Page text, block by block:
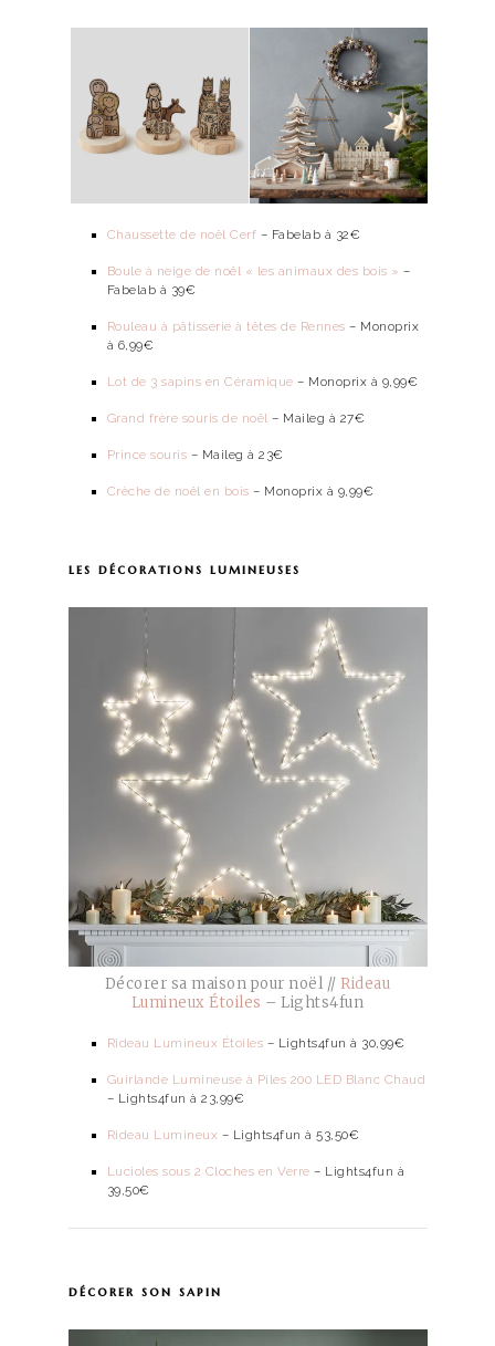
Chaussette de noël Cerf – Fabelab à 32€
Boule à neige de noël « les animaux des bois » –
Fabelab à 39€
Rouleau à pâtisserie à têtes de Rennes – Monoprix
à 6,99€
Lot de 3 sapins en Céramique – Monoprix à 9,99€
Grand frère souris de noël – Maileg à 27€
Prince souris – Maileg à 23€
Crèche de noël en bois – Monoprix à 9,99€
les décorations lumineuses
Décorer sa maison pour noël // Rideau
Lumineux Étoiles – Lights4fun
Rideau Lumineux Étoiles – Lights4fun à 30,99€
Guirlande Lumineuse à Piles 200 LED Blanc Chaud
– Lights4fun à 23,99€
Rideau Lumineux – Lights4fun à 53,50€
Lucioles sous 2 Cloches en Verre – Lights4fun à
39,50€
décorer son sapin